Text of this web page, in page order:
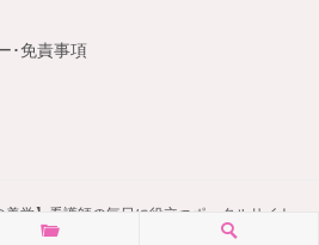
･免責事項
学】看護師の毎日に役立つポータルサイト